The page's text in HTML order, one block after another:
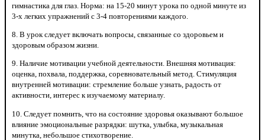
гимнастика для глаз. Норма: на 15-20 минут урока по одной минуте из
3-х легких упражнений с 3-4 повторениями каждого.
8. В урок следует включать вопросы, связанные со здоровьем и
здоровым образом жизни.
9. Наличие мотивации учебной деятельности. Внешняя мотивация:
оценка, похвала, поддержка, соревновательный метод. Стимуляция
внутренней мотивации: стремление больше узнать, радость от
активности, интерес к изучаемому материалу.
10. Следует помнить, что на состояние здоровья оказывают большое
влияние эмоциональные разрядки: шутка, улыбка, музыкальная
минутка, небольшое стихотворение.